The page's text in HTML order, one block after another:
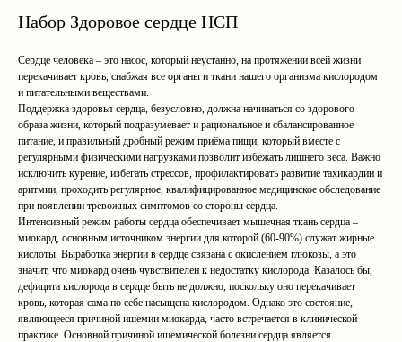
Набор Здоровое сердце НСП
Сердце человека – это насос, который неустанно, на протяжении всей жизни
перекачивает кровь, снабжая все органы и ткани нашего организма кислородом
и питательными веществами.
Поддержка здоровья сердца, безусловно, должна начинаться со здорового
образа жизни, который подразумевает и рациональное и сбалансированное
питание, и правильный дробный режим приёма пищи, который вместе с
регулярными физическими нагрузками позволит избежать лишнего веса. Важно
исключить курение, избегать стрессов, профилактировать развитие тахикардии и
аритмии, проходить регулярное, квалифицированное медицинское обследование
при появлении тревожных симптомов со стороны сердца.
Интенсивный режим работы сердца обеспечивает мышечная ткань сердца –
миокард, основным источником энергии для которой (60-90%) служат жирные
кислоты. Выработка энергии в сердце связана с окислением глюкозы, а это
значит, что миокард очень чувствителен к недостатку кислорода. Казалось бы,
дефицита кислорода в сердце быть не должно, поскольку оно перекачивает
кровь, которая сама по себе насыщена кислородом. Однако это состояние,
являющееся причиной ишемии миокарда, часто встречается в клинической
практике. Основной причиной ишемической болезни сердца является